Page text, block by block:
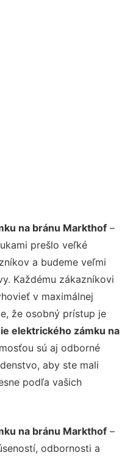
na bránu Markthof –
prešlo veľké
a budeme veľmi
Každému zákazníkovi
v maximálnej
že osobný prístup je
elektrického zámku na
sú aj odborné
aby ste mali
podľa vašich
na bránu Markthof –
odbornosti a